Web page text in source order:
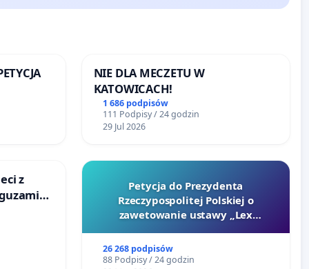
NIE DLA MECZETU W
KATOWICACH!
1 686 podpisów
111 Podpisy / 24 godzin
29 Jul 2026
z
Petycja do Prezydenta
Rzeczypospolitej Polskiej o
zawetowanie ustawy „Lex
26 268 podpisów
88 Podpisy / 24 godzin